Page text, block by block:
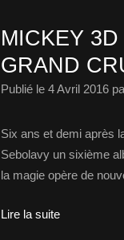
MICKEY
GRAND
Publié le 4 Avril 2016
Six ans et demi après
Sebolavy un sixième
la magie opère de
Lire la suite